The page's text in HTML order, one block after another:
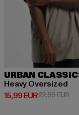
URBAN
Heavy Oversized
15,99 EUR
Derzeitiger Preis:
22,99 EUR